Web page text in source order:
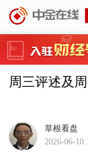
周三评述及
草根看盘
2026-06-10